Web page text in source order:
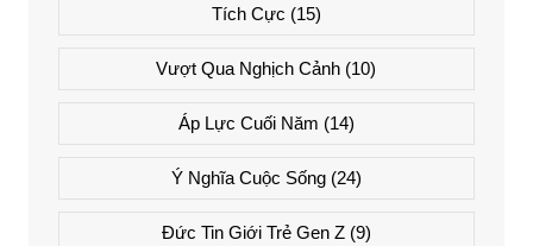
Tích Cực (15)
Vượt Qua Nghịch Cảnh (10)
Áp Lực Cuối Năm (14)
Ý Nghĩa Cuộc Sống(24)
Đức Tin Giới Trẻ Gen Z(9)